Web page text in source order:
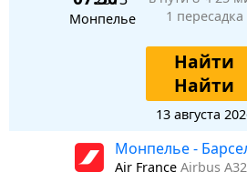
Монпелье
1 пересадка
Найти
Найти
13 августа
Монпелье -
Air France Airbus